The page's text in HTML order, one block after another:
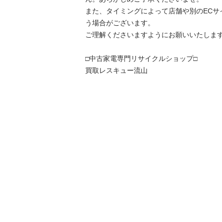
また、タイミングによって店舗や別のEC
う場合がございます。
ご理解くださいますようにお願いいたします
□中古家電専門リサイクルショップ□
買取レスキュー流山